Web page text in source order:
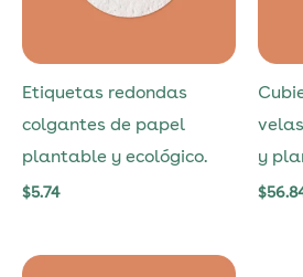
Etiquetas redondas
colgantes de papel
plantable y ecológico.
$5.74
y
$